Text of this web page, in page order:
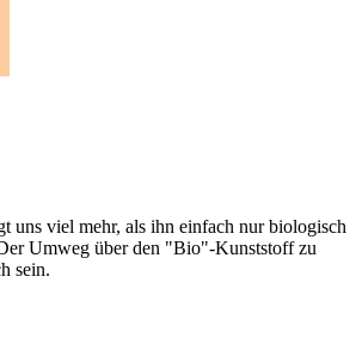
uns viel mehr, als ihn einfach nur biologisch
Umweg über den "Bio"-Kunststoff zu
sein.